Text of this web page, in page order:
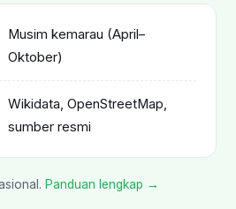
Musim kemarau (April–
Oktober)
Wikidata, OpenStreetMap,
sumber resmi
Panduan lengkap →